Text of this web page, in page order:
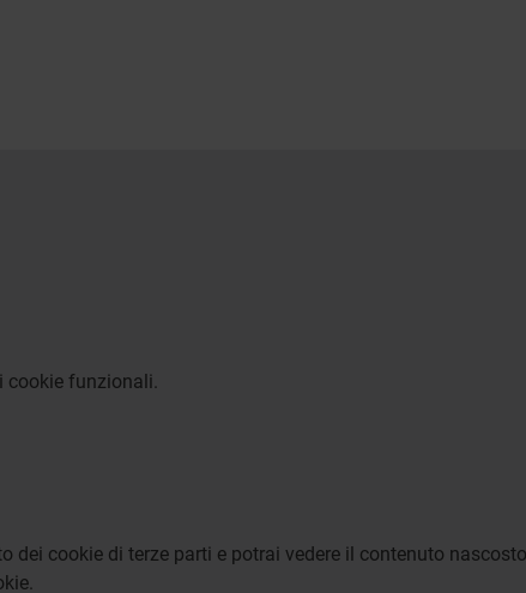
funzionali.
dei cookie di terze parti e potrai vedere il contenuto